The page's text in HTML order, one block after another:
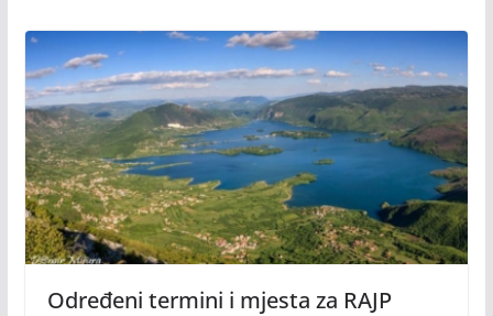
Određeni termini i mjesta za RAJP